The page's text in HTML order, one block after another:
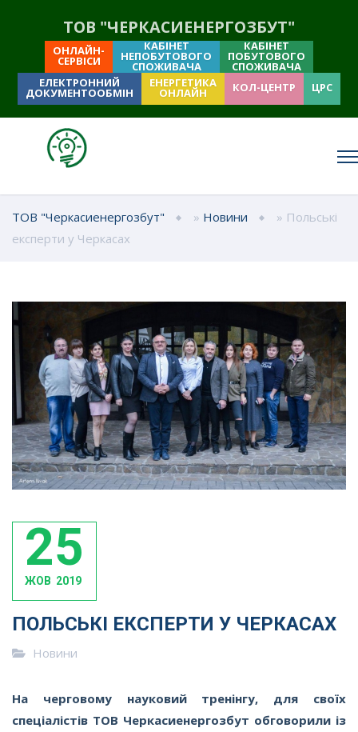
ТОВ "ЧЕРКАСИЕНЕРГОЗБУТ"
ОНЛАЙН-
СЕРВІСИ
КАБІНЕТ
НЕПОБУТОВОГО
СПОЖИВАЧА
КАБІНЕТ
ПОБУТОВОГО
СПОЖИВАЧА
ЕЛЕКТРОННИЙ
ДОКУМЕНТООБМІН
ЕНЕРГЕТИКА
ОНЛАЙН КОЛ-ЦЕНТР ЦРС
ТОВ "Черкасиенергозбут" » Новини
» Польські
експерти у Черкасах
25
ЖОВ 2019
ПОЛЬСЬКІ ЕКСПЕРТИ У ЧЕРКАСАХ
Новини
На черговому науковий тренінгу, для своїх
спеціалістів ТОВ Черкасиенергозбут обговорили із